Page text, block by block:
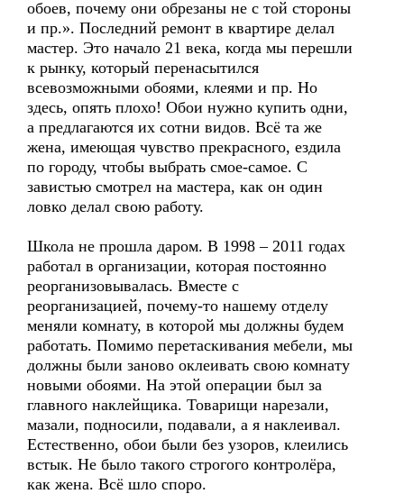
обоев, почему они обрезаны не с той стороны
и пр.». Последний ремонт в квартире делал
мастер. Это начало 21 века, когда мы перешли
к рынку, который перенасытился
всевозможными обоями, клеями и пр. Но
здесь, опять плохо! Обои нужно купить одни,
а предлагаются их сотни видов. Всё та же
жена, имеющая чувство прекрасного, ездила
по городу, чтобы выбрать смое-самое. С
завистью смотрел на мастера, как он один
ловко делал свою работу.
Школа не прошла даром. В 1998 – 2011 годах
работал в организации, которая постоянно
реорганизовывалась. Вместе с
реорганизацией, почему-то нашему отделу
меняли комнату, в которой мы должны будем
работать. Помимо перетаскивания мебели, мы
должны были заново оклеивать свою комнату
новыми обоями. На этой операции был за
главного наклейщика. Товарищи нарезали,
мазали, подносили, подавали, а я наклеивал.
Естественно, обои были без узоров, клеились
встык. Не было такого строгого контролёра,
как жена. Всё шло споро.